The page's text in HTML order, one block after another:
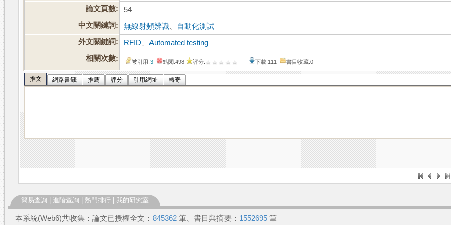
論文頁數:
54
中文關鍵詞:
無線射頻辨識
自動化測試
外文關鍵詞:
RFID 、Automated testing
相關次數:
被引用:3 點閱:498 評分: 下載:111 書目收藏:0
推文 網路書籤 推薦 評分 引用網址 轉寄
簡易查詢 進階查詢 熱門排行 我的研究室
本系統(Web6)共收集：論文已授權全文： 845362 筆、書目與摘要： 1552695 筆